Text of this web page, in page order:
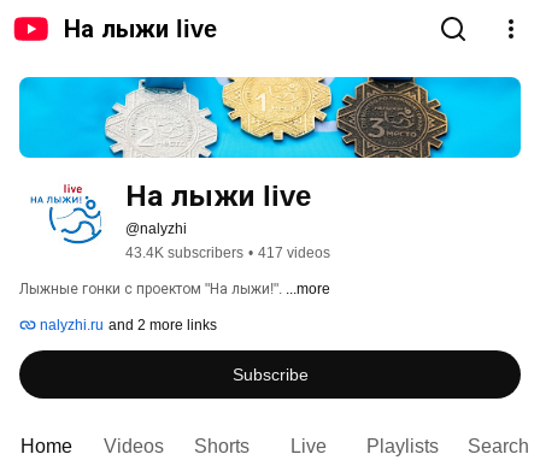
На лыжи live
На лыжи live
@nalyzhi
43.4K subscribers • 417 videos
Лыжные гонки с проектом "На лыжи!". ...more
nalyzhi.ru and 2 more links
Subscribe
Home Videos Shorts Live Playlists Search